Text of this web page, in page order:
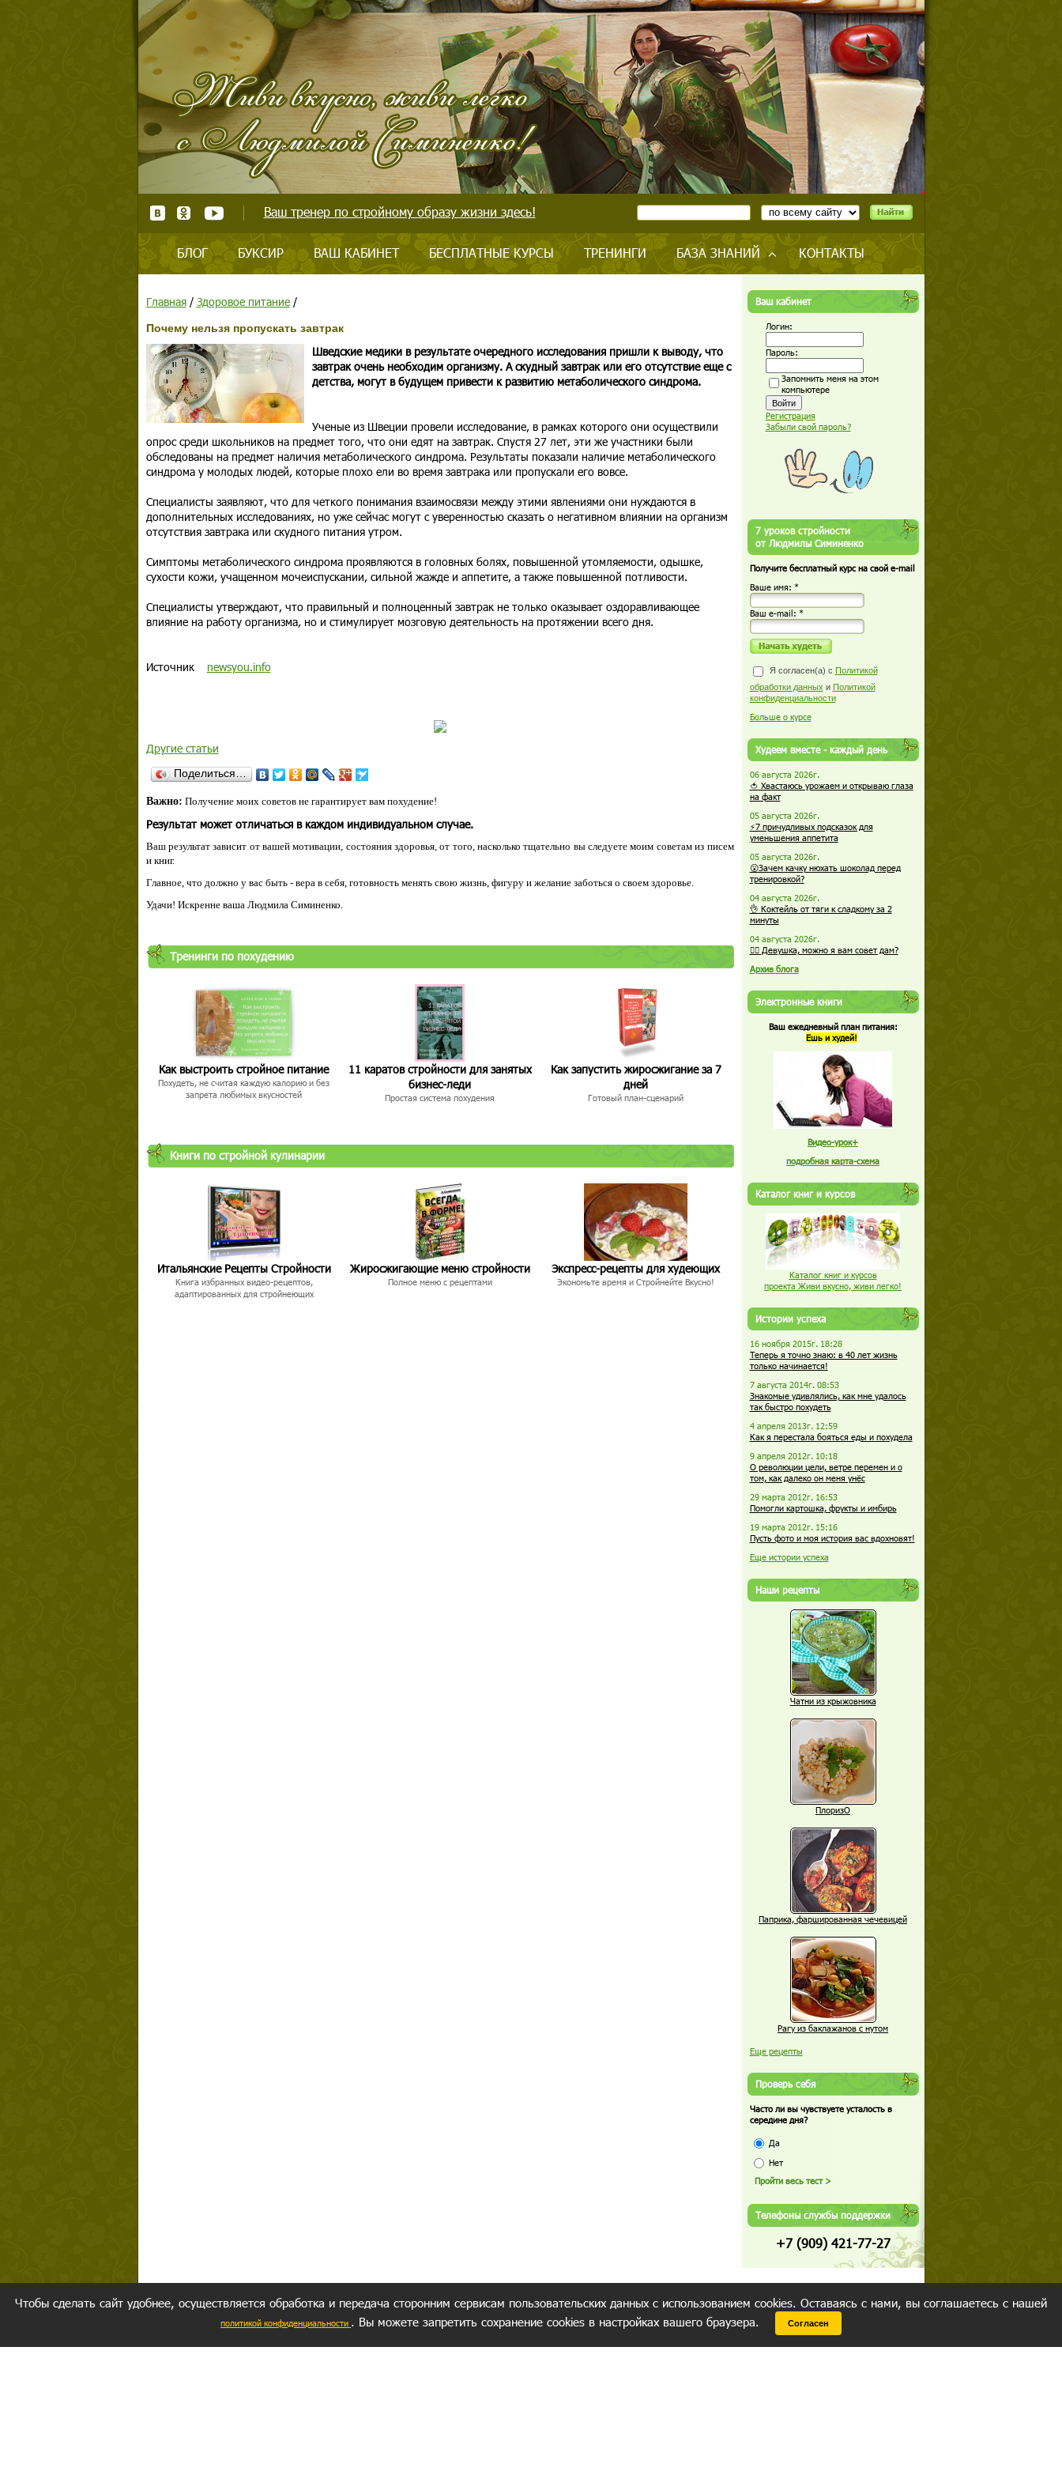
Ваш тренер по стройному образу жизни здесь!
БЛОГ БУКСИР ВАШ КАБИНЕТ БЕСПЛАТНЫЕ КУРСЫ ТРЕНИНГИ БАЗА ЗНАНИЙ КОНТАКТЫ
Главная/ Здоровое питание/
Почему нельзя пропускать завтрак
Шведские медики в результате очередного исследования пришли к выводу, что
завтрак очень необходим организму. А скудный завтрак или его отсутствие еще с
детства, могут в будущем привести к развитию метаболического синдрома.
Ученые из Швеции провели исследование, в рамках которого они осуществили
опрос среди школьников на предмет того, что они едят на завтрак. Спустя 27 лет, эти же участники были
обследованы на предмет наличия метаболического синдрома. Результаты показали наличие метаболического
синдрома у молодых людей, которые плохо ели во время завтрака или пропускали его вовсе.
Специалисты заявляют, что для четкого понимания взаимосвязи между этими явлениями они нуждаются в
дополнительных исследованиях, но уже сейчас могут с уверенностью сказать о негативном влиянии на организм
отсутствия завтрака или скудного питания утром.
Симптомы метаболического синдрома проявляются в головных болях, повышенной утомляемости, одышке,
сухости кожи, учащенном мочеиспускании, сильной жажде и аппетите, а также повышенной потливости.
Специалисты утверждают, что правильный и полноценный завтрак не только оказывает оздоравливающее
влияние на работу организма, но и стимулирует мозговую деятельность на протяжении всего дня.
Источник newsyou.info
Другие статьи
Поделиться…
Важно: Получение моих советов не гарантирует вам похудение!
Результат может отличаться в каждом индивидуальном случае.
Ваш результат зависит от вашей мотивации, состояния здоровья, от того, насколько тщательно вы следуете моим советам из писем
и книг.
Главное, что должно у вас быть - вера в себя, готовность менять свою жизнь, фигуру и желание заботься о своем здоровье.
Удачи! Искренне ваша Людмила Симиненко.
Тренинги по похудению
Как выстроить стройное питание
Похудеть, не считая каждую калорию и без
запрета любимых вкусностей
11 каратов стройности для занятых
бизнес-леди
Простая система похудения
Как запустить жиросжигание за 7
дней
Готовый план-сценарий
Книги по стройной кулинарии
Итальянские Рецепты Стройности
Книга избранных видео-рецептов,
адаптированных для стройнеющих
Жиросжигающие меню стройности
Полное меню с рецептами
Экспресс-рецепты для худеющих
Экономьте время и Стройнейте Вкусно!
Ваш кабинет
Логин:
Пароль:
Запомнить меня на этом
компьютере
Регистрация
Забыли свой пароль?
7 уроков стройности
от Людмилы Симиненко
Получите бесплатный курс на свой e-mail
Ваше имя: *
Ваш е-mail: *
Я согласен(а) с Политикой
обработки данных и Политикой
конфиденциальности
Больше о курсе
Худеем вместе - каждый день
06 августа 2026г.
🍅 Хвастаюсь урожаем и открываю глаза
на факт
05 августа 2026г.
⚡7 причудливых подсказок для
уменьшения аппетита
05 августа 2026г.
😮Зачем качку нюхать шоколад перед
тренировкой?
04 августа 2026г.
👌 Коктейль от тяги к сладкому за 2
минуты
04 августа 2026г.
🏋️‍♀️ Девушка, можно я вам совет дам?
Архив блога
Электронные книги
Ваш ежедневный план питания:
Ешь и худей!
Видео-урок+
подробная карта-схема
Каталог книг и курсов
Каталог книг и курсов
проекта Живи вкусно, живи легко!
Истории успеха
16 ноября 2015г. 18:28
Теперь я точно знаю: в 40 лет жизнь
только начинается!
7 августа 2014г. 08:53
Знакомые удивлялись, как мне удалось
так быстро похудеть
4 апреля 2013г. 12:59
Как я перестала бояться еды и похудела
9 апреля 2012г. 10:18
О революции цели, ветре перемен и о
том, как далеко он меня унёс
29 марта 2012г. 16:53
Помогли картошка, фрукты и имбирь
19 марта 2012г. 15:16
Пусть фото и моя история вас вдохновят!
Еще истории успеха
Наши рецепты
Чатни из крыжовника
ПлоризО
Паприка, фаршированная чечевицей
Рагу из баклажанов с нутом
Еще рецепты
Проверь себя
Часто ли вы чувствуете усталость в
середине дня?
Да
Нет
Телефоны службы поддержки
+7 (909) 421-77-27
Чтобы сделать сайт удобнее, осуществляется обработка и передача сторонним сервисам пользовательских данных с использованием cookies. Оставаясь с нами, вы соглашаетесь с нашей
политикой конфиденциальности . Вы можете запретить сохранение cookies в настройках вашего браузера. Согласен